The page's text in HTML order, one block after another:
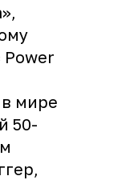
Power
мире
50-